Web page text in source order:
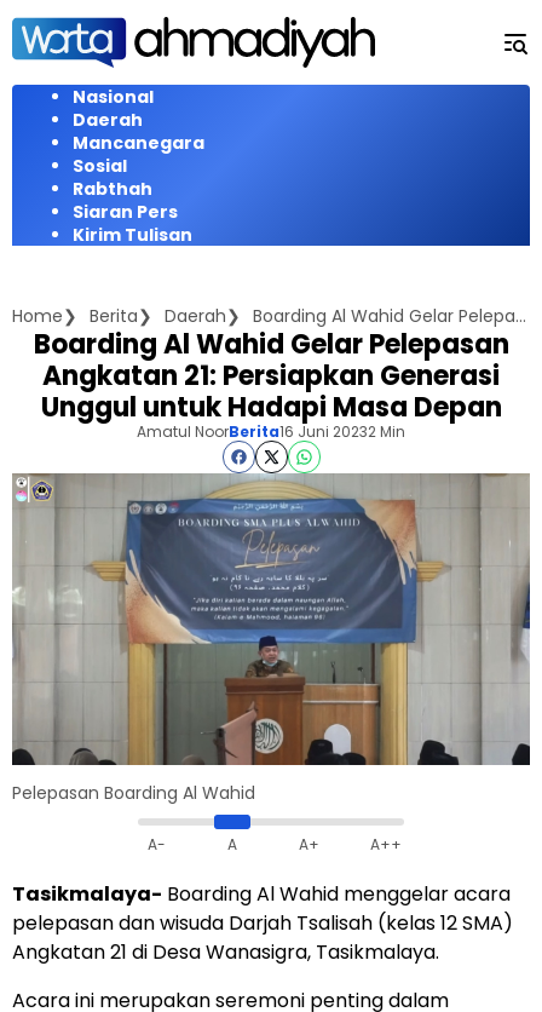
Langsung
konten
Nasional
Daerah
Mancanegara
Sosial
Rabthah
Siaran Pers
Kirim Tulisan
Home Berita Daerah Boarding Al Wahid Gelar Pelepasan Angkatan 21: Persiapkan Generasi Unggul untuk Hadapi Masa Depan
Boarding Al Wahid Gelar Pelepasan
Angkatan 21: Persiapkan Generasi
Unggul untuk Hadapi Masa Depan
Amatul NoorBerita16 Juni 20232 Min
Pelepasan Boarding Al Wahid
A- A A+ A++
Tasikmalaya- Boarding Al Wahid menggelar acara
pelepasan dan wisuda Darjah Tsalisah (kelas 12 SMA)
Angkatan 21 di Desa Wanasigra, Tasikmalaya.
Acara ini merupakan seremoni penting dalam